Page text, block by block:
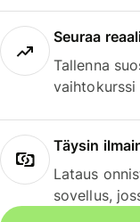
Seuraa
Tallenna
vaihtokurssi
Täysin
Lataus
sovellus,